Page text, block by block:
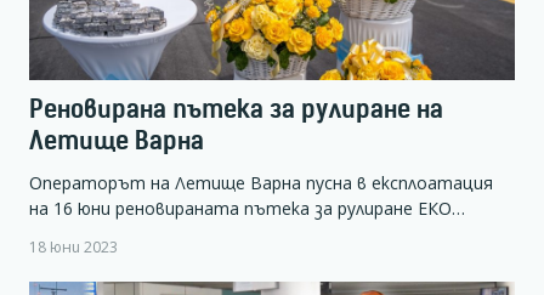
Реновирана пътека за рулиране на
Летище Варна
Операторът на Летище Варна пусна в експлоатация
на 16 юни реновираната пътека за рулиране ЕКО…
18 юни 2023